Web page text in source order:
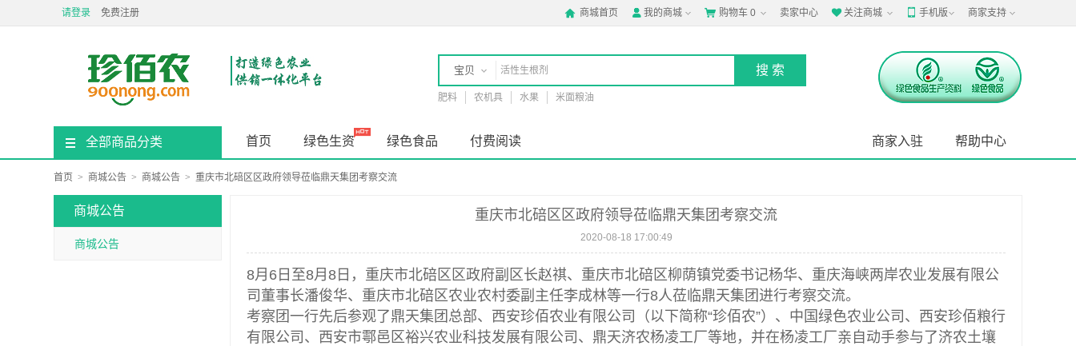
请登录 免费注册  商城首页  我的商城  购物车 0 卖家中心 关注商城 手机版 商家支持
宝贝
店铺
肥料 农机具 水果 米面粮油
全部商品分类 首页 绿色生资 绿色食品 帮助中心
商家入驻
付费阅读
首页 > 商城公告 > 商城公告 > 重庆市北碚区区政府领导莅临鼎天集团考察交流
商城公告
商城公告
重庆市北碚区区政府领导莅临鼎天集团考察交流
2020-08-18 17:00:49
8月6日至8月8日，重庆市北碚区区政府副区长赵祺、 重庆市北碚区柳荫镇党委书记杨华、 重庆海峡两岸农业发展有限公
司董事长潘俊华、重庆市北碚区农业农村委副主任李成林等一行8人莅临鼎天集团进行考察交流。
考察团一行先后参观了鼎天集团总部、西安珍佰农业有限公司（以下简称“珍佰农”）、中国绿色农业公司、西安珍佰粮行
有限公司、西安市鄠邑区裕兴农业科技发展有限公司、鼎天济农杨凌工厂等地，并在杨凌工厂亲自动手参与了济农土壤